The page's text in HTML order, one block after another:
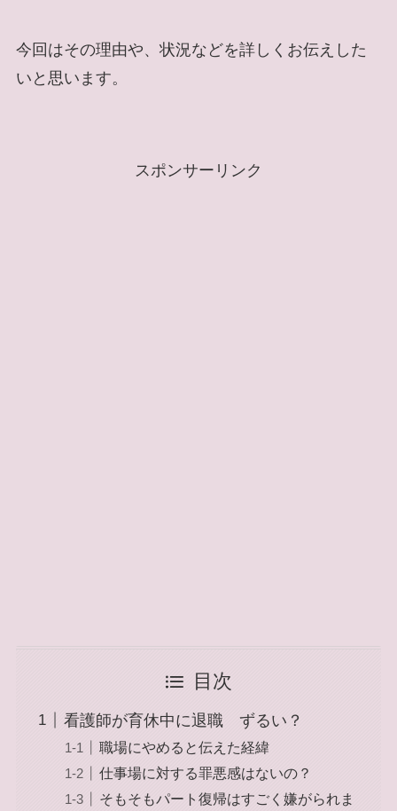
今回はその理由や、状況などを詳しくお伝えした
いと思います。
スポンサーリンク
目次
看護師が育休中に退職 ずるい？
職場にやめると伝えた経緯
仕事場に対する罪悪感はないの？
そもそもパート復帰はすごく嫌がられま